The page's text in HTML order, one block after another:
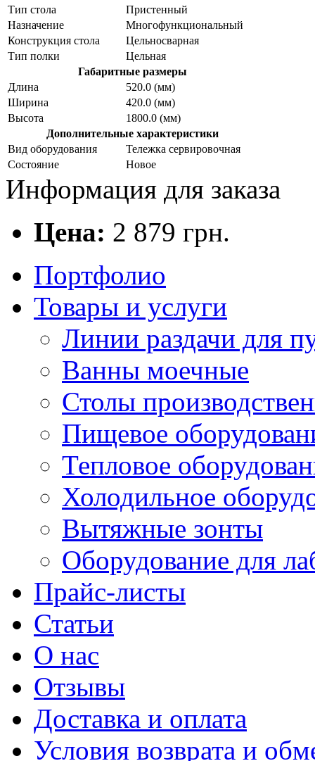
Тип стола
Пристенный
Назначение
Многофункциональный
Конструкция стола
Цельносварная
Тип полки
Цельная
Габаритные размеры
Длина
520.0 (мм)
Ширина
420.0 (мм)
Высота
1800.0 (мм)
Дополнительные характеристики
Вид оборудования
Тележка сервировочная
Состояние
Новое
Информация для заказа
Цена: 2 879 грн.
Портфолио
Товары и услуги
Линии раздачи для
Ванны моечные
Столы
Пищевое
Тепловое
Холодильное
Вытяжные зонты
Оборудование для
Прайс-листы
Статьи
О нас
Отзывы
Доставка и оплата
Условия возврата и